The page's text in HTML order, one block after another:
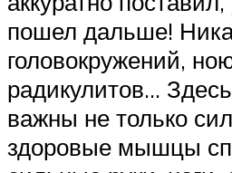
пошел дальше!
головокружений,
радикулитов…
важны не только
здоровые мышцы